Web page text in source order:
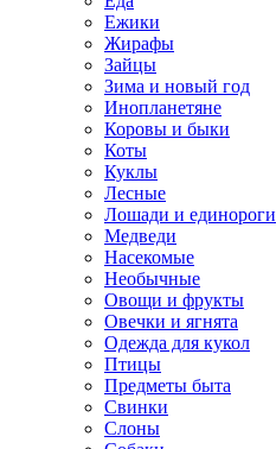
Ежики
Жирафы
Зайцы
Зима и новый год
Инопланетяне
Коровы и быки
Коты
Куклы
Лесные
Лошади и единороги
Медведи
Насекомые
Необычные
Овощи и фрукты
Овечки и ягнята
Одежда для кукол
Птицы
Предметы быта
Свинки
Слоны